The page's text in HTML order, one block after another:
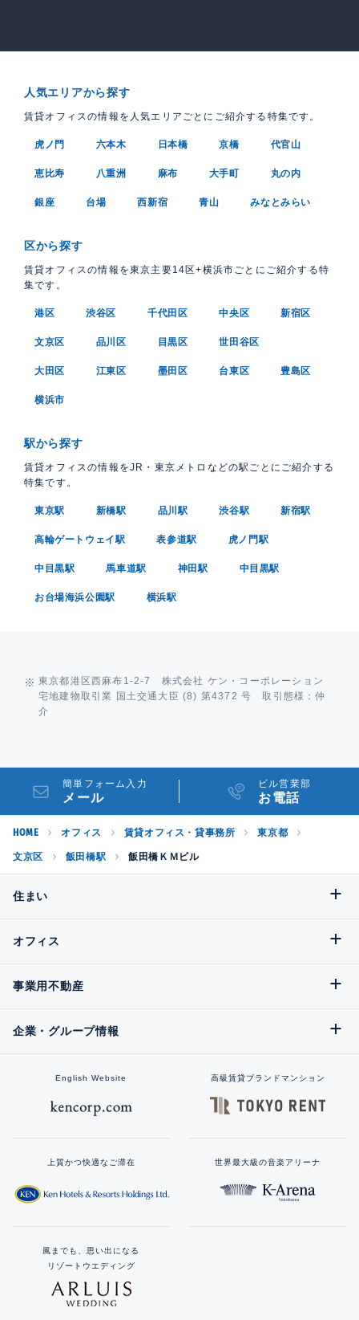
人気エリアから探す
賃貸オフィスの情報を人気エリアごとにご紹介する特集です。
虎ノ門 六本木 日本橋 京橋 代官山
恵比寿 八重洲 麻布 大手町 丸の内
銀座 台場 西新宿 青山 みなとみらい
区から探す
賃貸オフィスの情報を東京主要14区+横浜市ごとにご紹介する特
集です。
港区 渋谷区 千代田区 中央区 新宿区
文京区 品川区 目黒区 世田谷区
大田区 江東区 墨田区 台東区 豊島区
横浜市
駅から探す
賃貸オフィスの情報をJR・東京メトロなどの駅ごとにご紹介する
特集です。
東京駅 新橋駅 品川駅 渋谷駅 新宿駅
高輪ゲートウェイ駅 表参道駅 虎ノ門駅
中目黒駅 馬車道駅 神田駅 中目黒駅
お台場海浜公園駅 横浜駅
東京都港区西麻布1-2-7 株式会社 ケン・コーポレーション
宅地建物取引業 国土交通大臣 (8) 第4372 号 取引態様：仲
介
簡単フォーム入力
メール
ビル営業部
お電話
HOME オフィス 賃貸オフィス・貸事務所 東京都
文京区 飯田橋駅 飯田橋ＫＭビル
住まい
オフィス
事業用不動産
企業・グループ情報
English Website 高級賃貸ブランドマンション
上質かつ快適なご滞在 世界最大級の音楽アリーナ
風までも、思い出になる
リゾートウエディング